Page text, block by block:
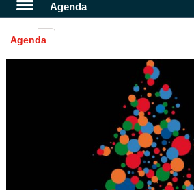
Agenda
Agenda